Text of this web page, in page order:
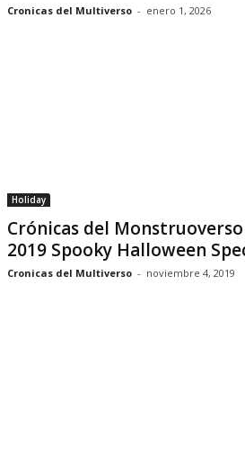
Cronicas del Multiverso - enero 1, 2026
Holiday
Crónicas del Monstruoverso
2019 Spooky Halloween
Cronicas del Multiverso - noviembre 4, 2019